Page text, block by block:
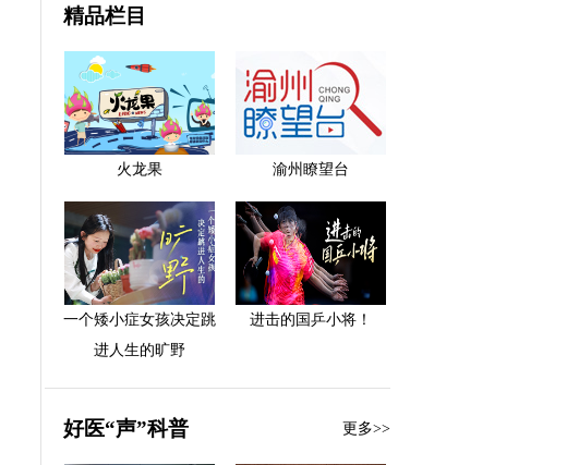
精品栏目
火龙果 渝州瞭望台
一个矮小症女孩决定跳
进人生的旷野
进击的国乒小将！
好医“声”科普 更多>>